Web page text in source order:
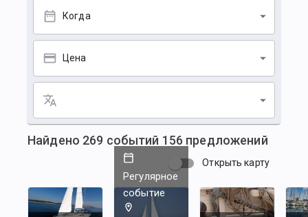
Когда
Цена
Найдено 269 событий 156 предложений
Открыть карту
Регулярное
событие